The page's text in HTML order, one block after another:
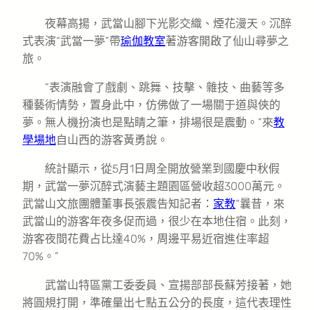
夜幕高揚，武當山腳下光影交織、煙花漫天。沉醉
式表演“武當一夢”帶瑜伽教室著游客開啟了仙山尋夢之
旅。
“表演融會了戲劇、跳舞、技擊、雜技、曲藝等多
種藝術情勢，置身此中，仿佛做了一場關于道與俠的
夢。無人機扮演也是點睛之筆，排場很是震動。”來教
學場地自山西的游客黃勇說。
統計顯示，從5月1日周全開放營業到國慶中秋假
期，武當一夢沉醉式演藝主題園區營收超3000萬元。
武當山文旅團體董事長張震告知記者： 家教“曩昔，來
武當山的游客年夜多促而過，很少在本地住宿。此刻，
游客夜間花費占比達40%，周邊平易近宿進住率超
70%。”
武當山特區黨工委委員、宣揚部部長蘇芳接著，她
將圓規打開，準確量出七點五公分的長度，這代表理性